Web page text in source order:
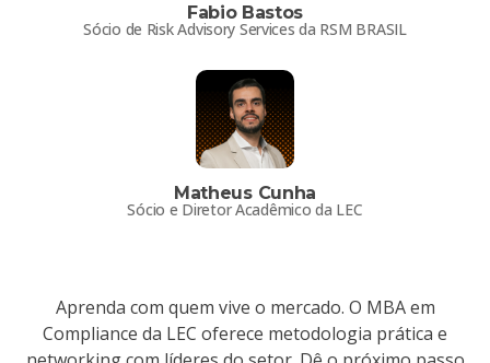
Fabio Bastos
Sócio de Risk Advisory Services da RSM BRASIL
Matheus Cunha
Sócio e Diretor Acadêmico da LEC
Aprenda com quem vive o mercado. O MBA em
Compliance da LEC oferece metodologia prática e